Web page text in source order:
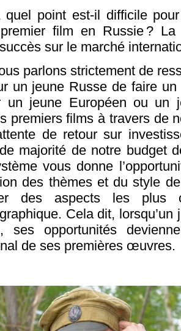
quel point est-il difficile
film en Russie ? La
sur le marché
parlons strictement de
un jeune Russe de faire
un jeune Européen ou un
premiers films à travers de
de retour sur
majorité de notre budget
vous donne
des thèmes et du style
des aspects les plus
Cela dit,
ses opportunités
de ses premières œuvres.